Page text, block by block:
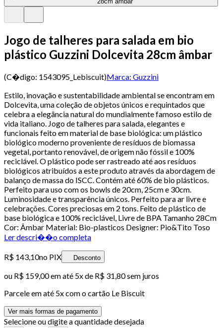
Jogo de talheres para salada em bio
plástico Guzzini Dolcevita 28cm âmbar
(C�digo: 1543095_Lebiscuit)Marca: Guzzini
Estilo, inovação e sustentabilidade ambiental se encontram em
Dolcevita, uma coleção de objetos únicos e requintados que
celebra a elegância natural do mundialmente famoso estilo de
vida italiano. Jogo de talheres para salada, elegantes e
funcionais feito em material de base biológica: um plástico
biológico moderno proveniente de resíduos de biomassa
vegetal, portanto renovável, de origem não fóssil e 100%
reciclável. O plástico pode ser rastreado até aos resíduos
biológicos atribuídos a este produto através da abordagem de
balanço de massa do ISCC. Contém até 60% de bio plásticos.
Perfeito para uso com os bowls de 20cm, 25cm e 30cm.
Luminosidade e transparência únicos. Perfeito para ar livre e
celebrações. Cores preciosas em 2 tons. Feito de plástico de
base biológica e 100% reciclável, Livre de BPA Tamanho 28Cm
Cor: Âmbar Material: Bio-plasticos Designer: Pio&Tito Toso
Ler descri��o completa
R$ 143,10no PIX Desconto
ou R$ 159,00em até 5x de R$ 31,80 sem juros
Parcele em até 5x com o cartão Le Biscuit
Ver mais formas de pagamento
Selecione ou digite a quantidade desejada